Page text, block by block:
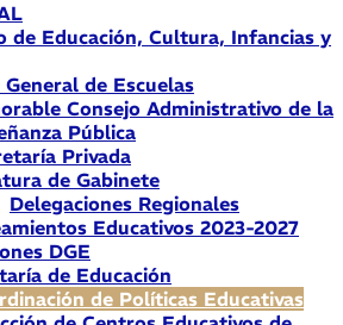
de Educación, Cultura, Infancias y
de Escuelas
Consejo Administrativo de la
Pública
Privada
de Gabinete
Delegaciones Regionales
Educativos 2023-2027
DGE
de Educación
de Políticas Educativas